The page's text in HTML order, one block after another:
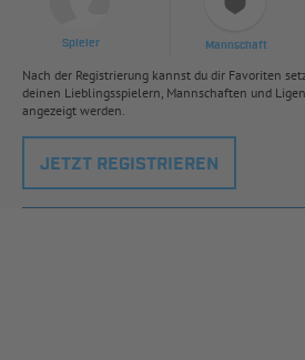
Spieler Mannschaft
Nach der Registrierung kannst du dir Favoriten
deinen Lieblingsspielern, Mannschaften und
angezeigt werden.
JETZT REGISTRIEREN